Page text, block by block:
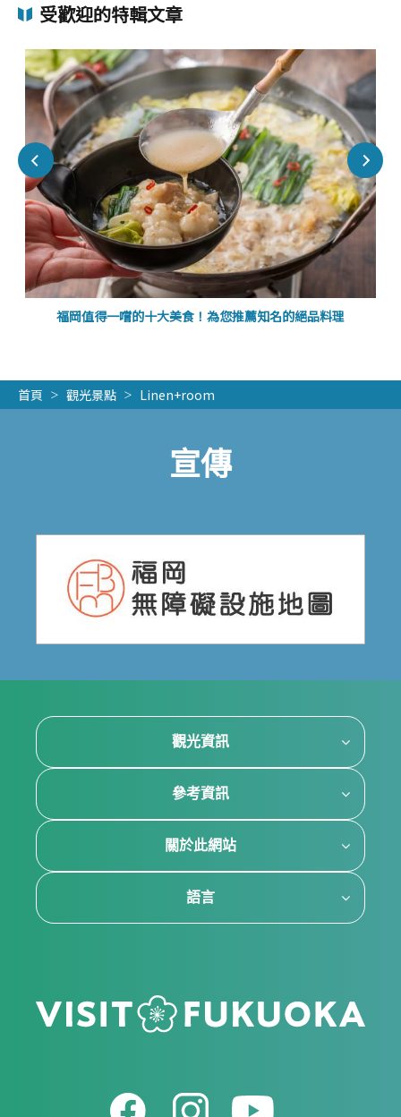
受歡迎的特輯文章
福岡值得一嚐的十大美食！為您推薦知名的絕品料理
首頁 觀光景點 Linen+room
宣傳
觀光資訊
參考資訊
關於此網站
語言